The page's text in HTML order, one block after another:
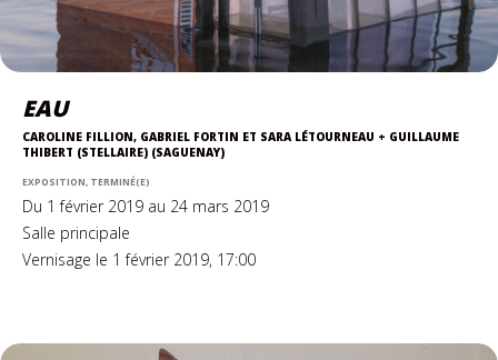
EAU
CAROLINE FILLION, GABRIEL FORTIN ET SARA LÉTOURNEAU + GUILLAUME
THIBERT (STELLAIRE) (SAGUENAY)
EXPOSITION, TERMINÉ(E)
Du 1 février 2019 au 24 mars 2019
Salle principale
Vernisage le 1 février 2019, 17:00